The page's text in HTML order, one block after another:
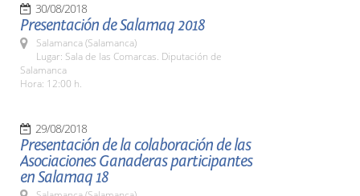
30/08/2018
Presentación de Salamaq 2018
Salamanca (Salamanca)
Lugar: Sala de las Comarcas. Diputación de
Salamanca
Hora: 12:00 h.
29/08/2018
Presentación de la colaboración de las
Asociaciones Ganaderas participantes
en Salamaq 18